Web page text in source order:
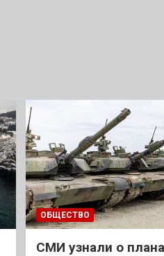
ОБЩЕСТВО
СМИ узнали о